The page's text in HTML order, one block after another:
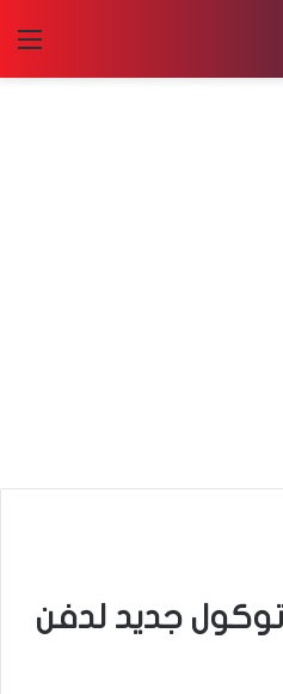
جديد لدفن